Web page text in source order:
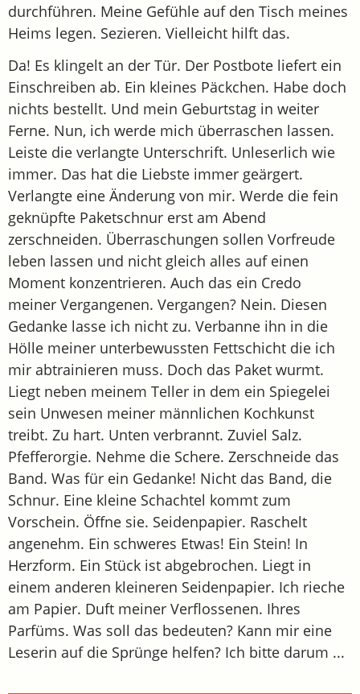
durchführen. Meine Gefühle auf den Tisch meines
Heims legen. Sezieren. Vielleicht hilft das.
Da! Es klingelt an der Tür. Der Postbote liefert ein
Einschreiben ab. Ein kleines Päckchen. Habe doch
nichts bestellt. Und mein Geburtstag in weiter
Ferne. Nun, ich werde mich überraschen lassen.
Leiste die verlangte Unterschrift. Unleserlich wie
immer. Das hat die Liebste immer geärgert.
Verlangte eine Änderung von mir. Werde die fein
geknüpfte Paketschnur erst am Abend
zerschneiden. Überraschungen sollen Vorfreude
leben lassen und nicht gleich alles auf einen
Moment konzentrieren. Auch das ein Credo
meiner Vergangenen. Vergangen? Nein. Diesen
Gedanke lasse ich nicht zu. Verbanne ihn in die
Hölle meiner unterbewussten Fettschicht die ich
mir abtrainieren muss. Doch das Paket wurmt.
Liegt neben meinem Teller in dem ein Spiegelei
sein Unwesen meiner männlichen Kochkunst
treibt. Zu hart. Unten verbrannt. Zuviel Salz.
Pfefferorgie. Nehme die Schere. Zerschneide das
Band. Was für ein Gedanke! Nicht das Band, die
Schnur. Eine kleine Schachtel kommt zum
Vorschein. Öffne sie. Seidenpapier. Raschelt
angenehm. Ein schweres Etwas! Ein Stein! In
Herzform. Ein Stück ist abgebrochen. Liegt in
einem anderen kleineren Seidenpapier. Ich rieche
am Papier. Duft meiner Verflossenen. Ihres
Parfüms. Was soll das bedeuten? Kann mir eine
Leserin auf die Sprünge helfen? Ich bitte darum ...